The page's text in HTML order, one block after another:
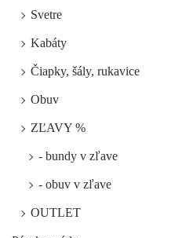
Svetre
Kabáty
Čiapky, šály, rukavice
Obuv
ZĽAVY %
- bundy v zľave
- obuv v zľave
OUTLET